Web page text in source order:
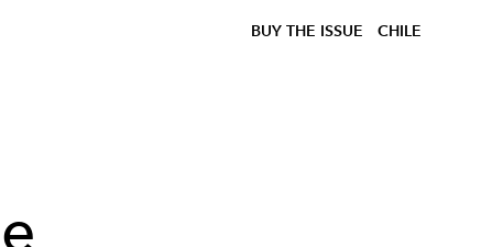
BUY THE ISSUE CHILE